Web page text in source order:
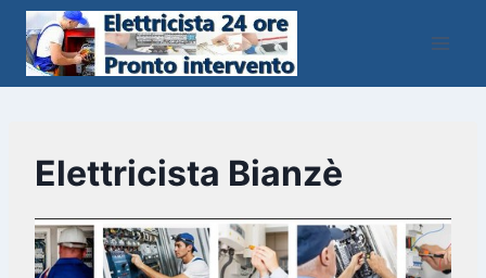
Salta
contenuto
Elettricista Bianzè